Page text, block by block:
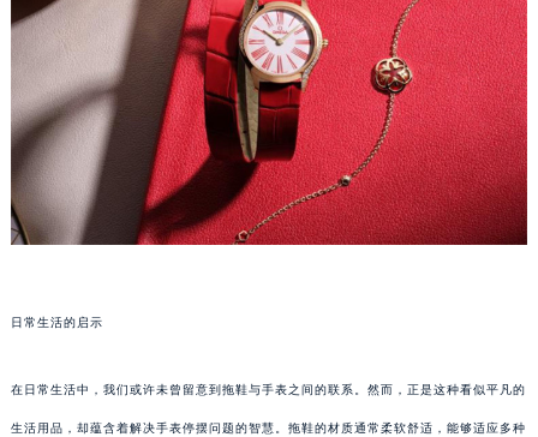
日常生活的启示
在日常生活中，我们或许未曾留意到拖鞋与手表之间的联系。然而，正是这种看似平凡的
生活用品，却蕴含着解决手表停摆问题的智慧。拖鞋的材质通常柔软舒适，能够适应多种